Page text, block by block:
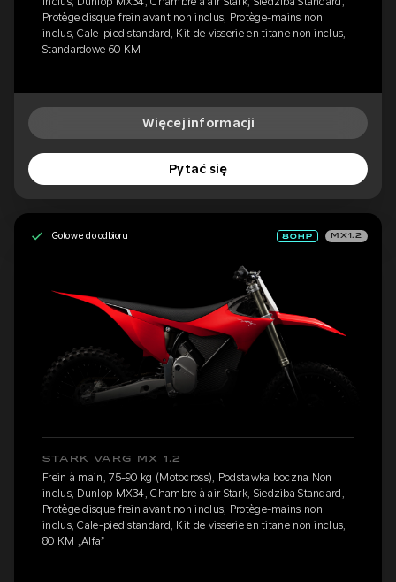
Protège disque frein avant non inclus, Protège-mains non
inclus, Cale-pied standard, Kit de visserie en titane non inclus,
Standardowe 60 KM
Więcej informacji
Pytać się
Gotowe do odbioru MX1.2
STARK VARG MX 1.2
Frein à main, 75-90 kg (Motocross), Podstawka boczna Non
inclus, Dunlop MX34, Chambre à air Stark, Siedziba Standard,
Protège disque frein avant non inclus, Protège-mains non
inclus, Cale-pied standard, Kit de visserie en titane non inclus,
80 KM „Alfa”